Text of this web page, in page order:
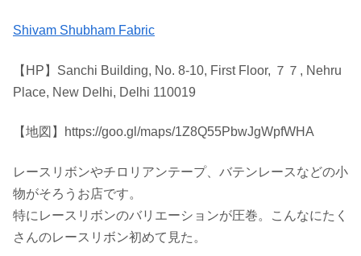
Shivam Shubham Fabric
【HP】Sanchi Building, No. 8-10, First Floor, ７７, Nehru
Place, New Delhi, Delhi 110019
【地図】https://goo.gl/maps/1Z8Q55PbwJgWpfWHA
レースリボンやチロリアンテープ、バテンレースなどの小
物がそろうお店です。
特にレースリボンのバリエーションが圧巻。こんなにたく
さんのレースリボン初めて見た。